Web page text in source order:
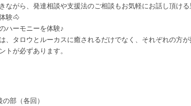
がら、発達相談や支援法のご相談もお気軽にお話し頂ける
験🐴
ハーモニーを体験♪
、タロウとルーカスに癒されるだけでなく、それぞれの方が
トが必ずあります。
部（各回）